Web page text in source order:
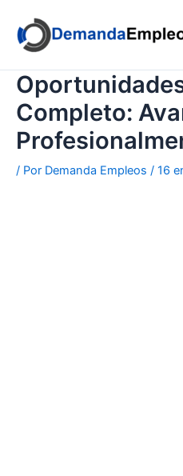
contenido
Completo:
/ Por Demanda Empleos / 16